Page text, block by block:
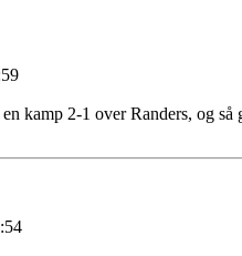
kamp 2-1 over Randers, og